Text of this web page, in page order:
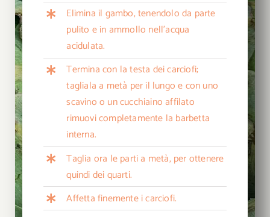
Elimina il gambo, tenendolo da parte
pulito e in ammollo nell’acqua
acidulata.
Termina con la testa dei carciofi;
tagliala a metà per il lungo e con uno
scavino o un cucchiaino affilato
rimuovi completamente la barbetta
interna.
Taglia ora le parti a metà, per ottenere
quindi dei quarti.
Affetta finemente i carciofi.